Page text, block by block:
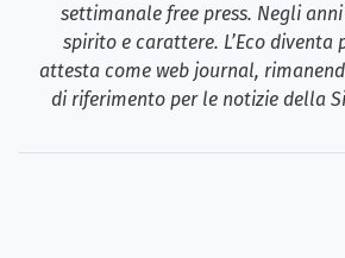
settimanale free press. Negli
spirito e carattere. L’Eco diventa
attesta come web journal,
di riferimento per le notizie della